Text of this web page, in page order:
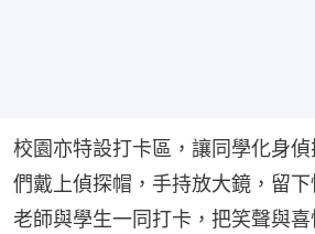
校園亦特設打卡區，讓同學化身
們戴上偵探帽，手持放大鏡，留下
老師與學生一同打卡，把笑聲與